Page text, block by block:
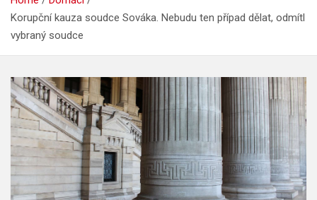
Korupční kauza soudce Sováka. Nebudu ten případ dělat, odmítl
vybraný soudce